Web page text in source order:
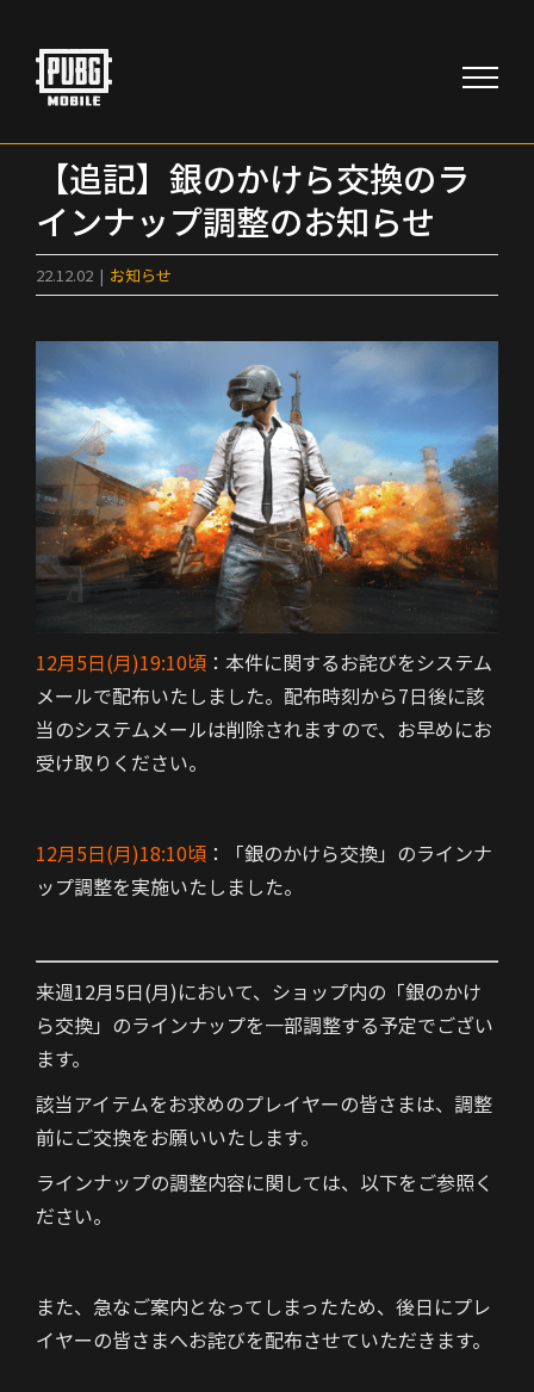
content
【追記】銀のかけら交換のラ
インナップ調整のお知らせ
22.12.02 | お知らせ
12月5日(月)19:10頃 ：本件に関するお詫びをシステム
メールで配布いたしました。 配布時刻から7日後に該
当のシステムメールは削除されますので、お早めにお
受け取りください。
12月5日(月)18:10頃 ：「銀のかけら交換」のラインナ
ップ調整を実施いたしました。
来週12月5日(月)において、ショップ内の「銀のかけ
ら交換」のラインナップを一部調整する予定でござい
ます。
該当アイテムをお求めのプレイヤーの皆さまは、調整
前にご交換をお願いいたします。
ラインナップの調整内容に関しては、以下をご参照く
ださい。
また、急なご案内となってしまったため、後日にプレ
イヤーの皆さまへお詫びを配布させていただきます。